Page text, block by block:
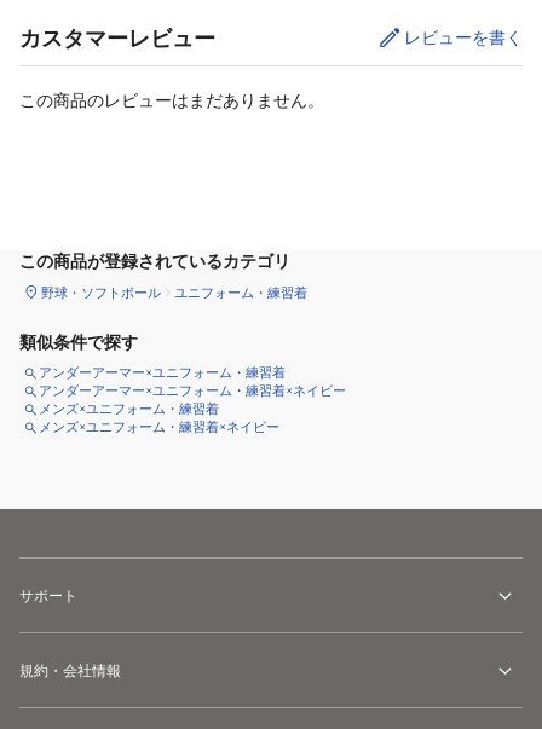
カスタマーレビュー レビューを書く
この商品のレビューはまだありません。
この商品が登録されているカテゴリ
野球・ソフトボール ユニフォーム・練習着
類似条件で探す
アンダーアーマー×ユニフォーム・練習着
アンダーアーマー×ユニフォーム・練習着×ネイビー
メンズ×ユニフォーム・練習着
メンズ×ユニフォーム・練習着×ネイビー
サポート
規約・会社情報